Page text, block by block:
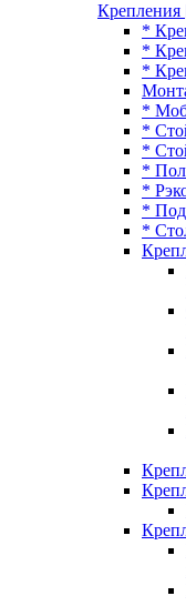
Крепления
*
*
*
*
*
*
*
*
*
*